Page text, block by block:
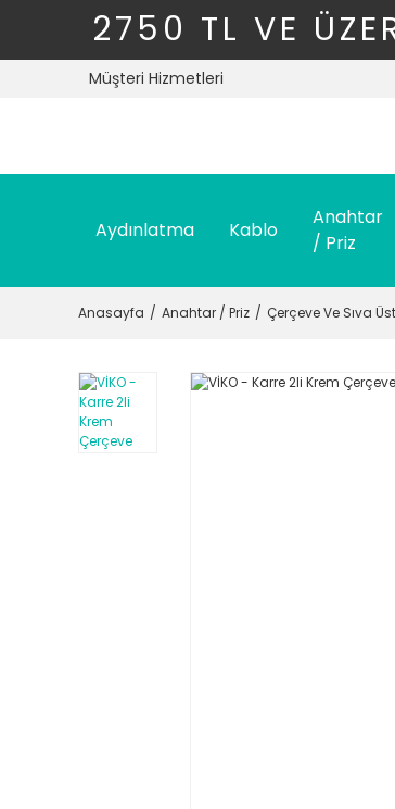
2750 TL VE
Müşteri Hizmetleri
Aydınlatma Kablo
Anahtar
/ Priz
Anasayfa Anahtar / Priz Çerçeve Ve Sıva